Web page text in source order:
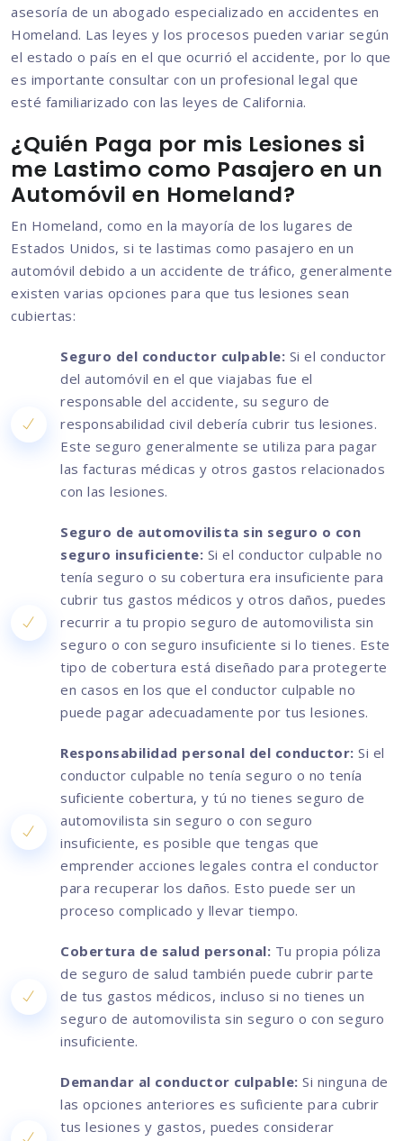
asesoría de un abogado especializado en accidentes en
Homeland. Las leyes y los procesos pueden variar según
el estado o país en el que ocurrió el accidente, por lo que
es importante consultar con un profesional legal que
esté familiarizado con las leyes de California.
¿Quién Paga por mis Lesiones si
me Lastimo como Pasajero en un
Automóvil en Homeland?
En Homeland, como en la mayoría de los lugares de
Estados Unidos, si te lastimas como pasajero en un
automóvil debido a un accidente de tráfico, generalmente
existen varias opciones para que tus lesiones sean
cubiertas:
Seguro del conductor culpable: Si el conductor
del automóvil en el que viajabas fue el
responsable del accidente, su seguro de
responsabilidad civil debería cubrir tus lesiones.
Este seguro generalmente se utiliza para pagar
las facturas médicas y otros gastos relacionados
con las lesiones.
Seguro de automovilista sin seguro o con
seguro insuficiente: Si el conductor culpable no
tenía seguro o su cobertura era insuficiente para
cubrir tus gastos médicos y otros daños, puedes
recurrir a tu propio seguro de automovilista sin
seguro o con seguro insuficiente si lo tienes. Este
tipo de cobertura está diseñado para protegerte
en casos en los que el conductor culpable no
puede pagar adecuadamente por tus lesiones.
Responsabilidad personal del conductor: Si el
conductor culpable no tenía seguro o no tenía
suficiente cobertura, y tú no tienes seguro de
automovilista sin seguro o con seguro
insuficiente, es posible que tengas que
emprender acciones legales contra el conductor
para recuperar los daños. Esto puede ser un
proceso complicado y llevar tiempo.
Cobertura de salud personal: Tu propia póliza
de seguro de salud también puede cubrir parte
de tus gastos médicos, incluso si no tienes un
seguro de automovilista sin seguro o con seguro
insuficiente.
Demandar al conductor culpable: Si ninguna de
las opciones anteriores es suficiente para cubrir
tus lesiones y gastos, puedes considerar